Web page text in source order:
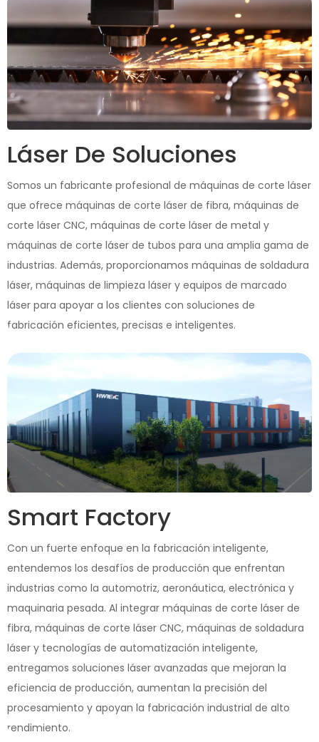
Láser De Soluciones
Somos un fabricante profesional de máquinas de corte láser
que ofrece máquinas de corte láser de fibra, máquinas de
corte láser CNC, máquinas de corte láser de metal y
máquinas de corte láser de tubos para una amplia gama de
industrias. Además, proporcionamos máquinas de soldadura
láser, máquinas de limpieza láser y equipos de marcado
láser para apoyar a los clientes con soluciones de
fabricación eficientes, precisas e inteligentes.
Smart Factory
Con un fuerte enfoque en la fabricación inteligente,
entendemos los desafíos de producción que enfrentan
industrias como la automotriz, aeronáutica, electrónica y
maquinaria pesada. Al integrar máquinas de corte láser de
fibra, máquinas de corte láser CNC, máquinas de soldadura
láser y tecnologías de automatización inteligente,
entregamos soluciones láser avanzadas que mejoran la
eficiencia de producción, aumentan la precisión del
procesamiento y apoyan la fabricación industrial de alto
rendimiento.